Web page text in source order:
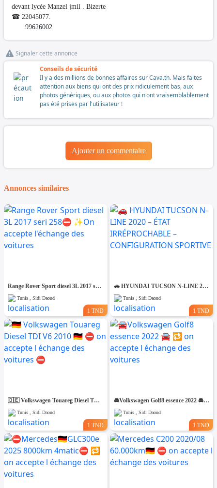
devant lycée Manzel jmil . Bizerte
☎ 22045077.
99626002
Signaler cette annonce
Conseils de sécurité
Il y a des millions de bonnes affaires sur Cava.tn. Mais faites
attention aux biens qui ont des prix ridiculement bas, aux
photos génériques, ou aux photos qui n'ont vraisemblablement
pas été prises par l'utilisateur !
Ajouter un commentaire
Annonces similaires
Range Rover Sport diesel 3L 2017 seri 258⛔️ ✨️On accepte l'échange des voitures
Tunis , Sidi Daoud
1 TND
🚗 HYUNDAI TUCSON N-LINE 2020 – ÉTAT IRRÉPROCHABLE – CONFIGURATION SPORTIVE
Tunis , Sidi Daoud
1 TND
🇩🇪 Volkswagen Touareg Diesel TDI V6 2010 🇩🇪 ⛔️ on accepte l échange des voitures ⛔️
Tunis , Sidi Daoud
1 TND
🚘Volkswagen Golf8 essence 2022 🚘 🔁 on accepte l échange des voitures
Tunis , Sidi Daoud
1 TND